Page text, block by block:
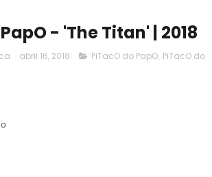
- 'The Titan' | 2018
abril 16, 2018 PiTacO do PapO, PiTacO do